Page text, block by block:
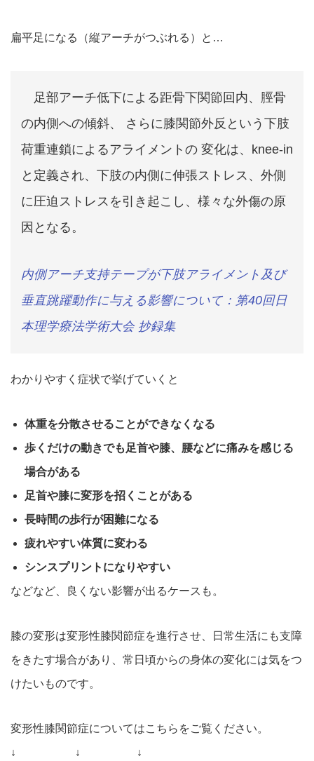
扁平足になる（縦アーチがつぶれる）と…
足部アーチ低下による距骨下関節回内、脛骨
の内側への傾斜、 さらに膝関節外反という下肢
荷重連鎖によるアライメントの 変化は、knee-in
と定義され、下肢の内側に伸張ストレス、外側
に圧迫ストレスを引き起こし、様々な外傷の原
因となる。
内側アーチ支持テープが下肢アライメント及び
垂直跳躍動作に与える影響について：第40回日
本理学療法学術大会 抄録集
わかりやすく症状で挙げていくと
体重を分散させることができなくなる
歩くだけの動きでも足首や膝、腰などに痛みを感じる
場合がある
足首や膝に変形を招くことがある
長時間の歩行が困難になる
疲れやすい体質に変わる
シンスプリントになりやすい
などなど、良くない影響が出るケースも。
膝の変形は変形性膝関節症を進行させ、日常生活にも支障
をきたす場合があり、常日頃からの身体の変化には気をつ
けたいものです。
変形性膝関節症についてはこちらをご覧ください。
↓ ↓ ↓